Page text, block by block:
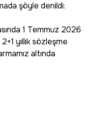
şöyle denildi:
1 Temmuz 2026
yıllık sözleşme
altında